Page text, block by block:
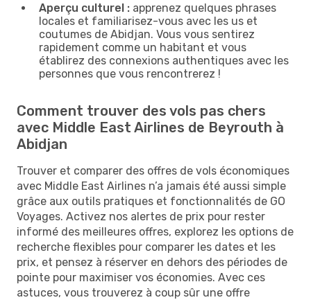
Aperçu culturel : apprenez quelques phrases
locales et familiarisez-vous avec les us et
coutumes de Abidjan. Vous vous sentirez
rapidement comme un habitant et vous
établirez des connexions authentiques avec les
personnes que vous rencontrerez !
Comment trouver des vols pas chers
avec Middle East Airlines de Beyrouth à
Abidjan
Trouver et comparer des offres de vols économiques
avec Middle East Airlines n’a jamais été aussi simple
grâce aux outils pratiques et fonctionnalités de GO
Voyages. Activez nos alertes de prix pour rester
informé des meilleures offres, explorez les options de
recherche flexibles pour comparer les dates et les
prix, et pensez à réserver en dehors des périodes de
pointe pour maximiser vos économies. Avec ces
astuces, vous trouverez à coup sûr une offre